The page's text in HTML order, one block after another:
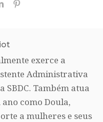
exerce a
Administrativa
SBDC. Também atua
como Doula,
a mulheres e seus